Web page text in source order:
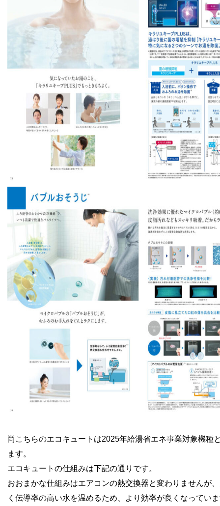
尚こちらのエコキュートは2025年給湯省エネ事業対象機種
ます。
エコキュートの仕組みは下記の通りです。
おおまかな仕組みはエアコンの熱交換器と変わりませんが
く伝導率の高い水を温めるため、より効率が良くなってい